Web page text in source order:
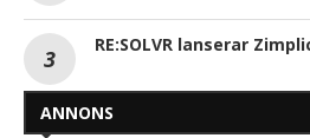
RE:SOLVR lanserar
ANNONS